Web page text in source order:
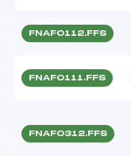
FNAF0112.FFS
FNAF0111.FFS
FNAF0312.FFS